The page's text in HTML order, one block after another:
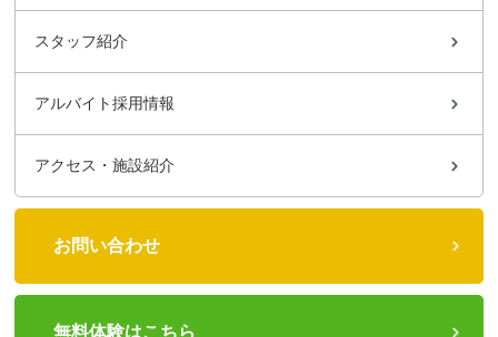
スタッフ紹介
アルバイト採用情報
アクセス・施設紹介
お問い合わせ
無料体験はこちら